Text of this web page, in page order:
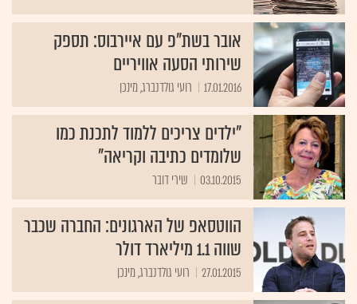
אובר בשת"פ עם איירבוס: תספק
שירותי הסעה אוויריים
17.01.2016 רועי גולדנברג, מינכן
"ילדים צריכים ללמוד לתכנת כמו
שלומדים כתיבה וקריאה"
03.10.2015 שירי דובר
הווטסאפ של הארגונים: החברה שכבר
שווה 1.1 מיליארד דולר
27.01.2015 רועי גולדנברג, מינכן